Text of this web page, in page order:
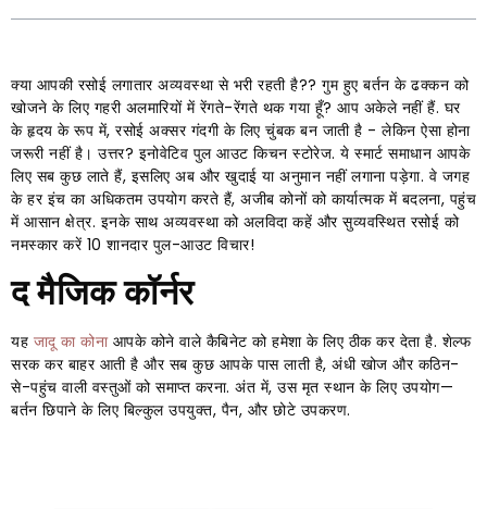
क्या आपकी रसोई लगातार अव्यवस्था से भरी रहती है?? गुम हुए बर्तन के ढक्कन को
खोजने के लिए गहरी अलमारियों में रेंगते-रेंगते थक गया हूँ? आप अकेले नहीं हैं. घर
के हृदय के रूप में, रसोई अक्सर गंदगी के लिए चुंबक बन जाती है - लेकिन ऐसा होना
जरूरी नहीं है। उत्तर? इनोवेटिव पुल आउट किचन स्टोरेज. ये स्मार्ट समाधान आपके
लिए सब कुछ लाते हैं, इसलिए अब और खुदाई या अनुमान नहीं लगाना पड़ेगा. वे जगह
के हर इंच का अधिकतम उपयोग करते हैं, अजीब कोनों को कार्यात्मक में बदलना, पहुंच
में आसान क्षेत्र. इनके साथ अव्यवस्था को अलविदा कहें और सुव्यवस्थित रसोई को
नमस्कार करें 10 शानदार पुल-आउट विचार!
द मैजिक कॉर्नर
यह जादू का कोनाआपके कोने वाले कैबिनेट को हमेशा के लिए ठीक कर देता है. शेल्फ
सरक कर बाहर आती है और सब कुछ आपके पास लाती है, अंधी खोज और कठिन-
से-पहुंच वाली वस्तुओं को समाप्त करना. अंत में, उस मृत स्थान के लिए उपयोग—
बर्तन छिपाने के लिए बिल्कुल उपयुक्त, पैन, और छोटे उपकरण.